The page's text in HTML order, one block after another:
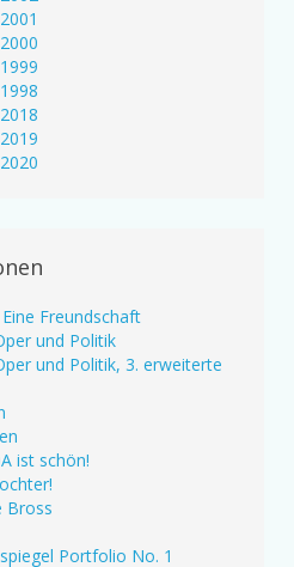
Freundschaft
und Politik
und Politik, 3. erweiterte
ist schön!
Bross
Portfolio No. 1